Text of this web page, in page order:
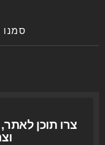
סמנו
צרו תוכן